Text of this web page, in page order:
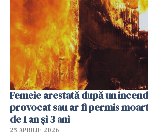
Femeie arestată după un
provocat sau ar fi permis
de 1 an și 3 ani
25 APRILIE 2026